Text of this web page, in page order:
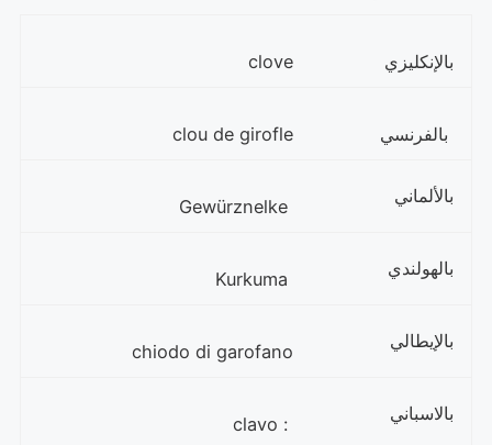
بالإنكليزي clove
بالفرنسي clou de girofle
بالألماني Gewürznelke
بالهولندي
بالإيطالي chiodo di garofano
بالاسباني : clavo